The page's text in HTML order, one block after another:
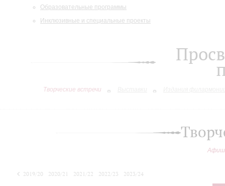
Образовательные программы
Инклюзивные и специальные проекты
Творческие встречи
2019/20 2020/21 2021/22 2022/23
2023/24